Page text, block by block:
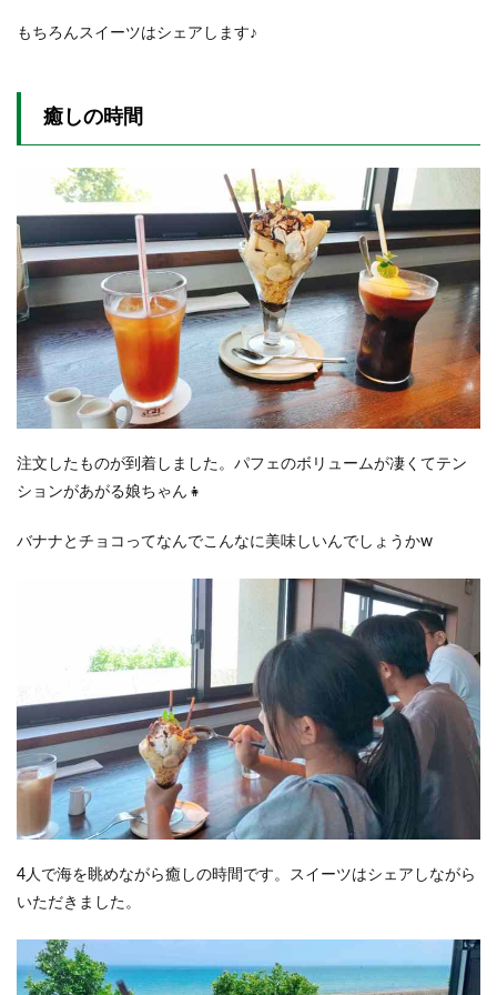
もちろんスイーツはシェアします♪
癒しの時間
注文したものが到着しました。パフェのボリュームが凄くてテン
ションがあがる娘ちゃん👧
バナナとチョコってなんでこんなに美味しいんでしょうかw
4人で海を眺めながら癒しの時間です。スイーツはシェアしながら
いただきました。